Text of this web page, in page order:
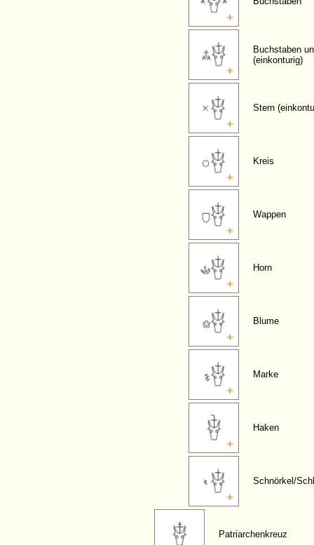
Buchstaben
(einkonturig)
Stern
Kreis
Wappen
Horn
Blume
Marke
Haken
Schnörkel/
Patriarchenkreuz